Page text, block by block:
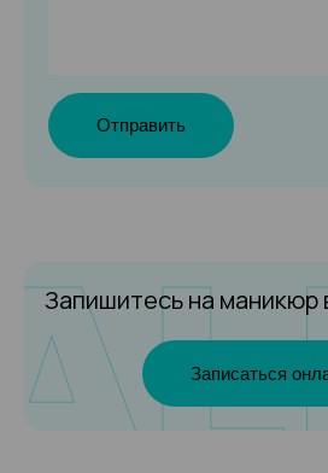
Отправить
Запишитесь на маникюр
Записаться